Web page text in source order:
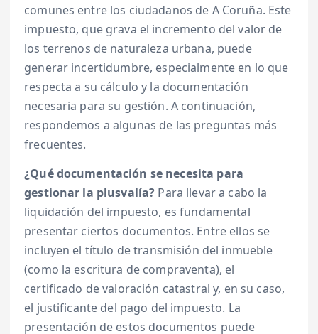
comunes entre los ciudadanos de A Coruña. Este
impuesto, que grava el incremento del valor de
los terrenos de naturaleza urbana, puede
generar incertidumbre, especialmente en lo que
respecta a su cálculo y la documentación
necesaria para su gestión. A continuación,
respondemos a algunas de las preguntas más
frecuentes.
¿Qué documentación se necesita para
gestionar la plusvalía? Para llevar a cabo la
liquidación del impuesto, es fundamental
presentar ciertos documentos. Entre ellos se
incluyen el título de transmisión del inmueble
(como la escritura de compraventa), el
certificado de valoración catastral y, en su caso,
el justificante del pago del impuesto. La
presentación de estos documentos puede